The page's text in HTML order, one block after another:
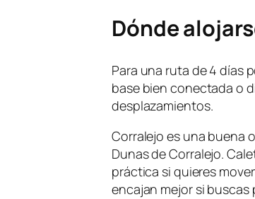
Dónde
Para una ruta de 4 días
base bien conectada o
desplazamientos.
Corralejo es una buena
Dunas de Corralejo.
práctica si quieres
encajan mejor si buscas